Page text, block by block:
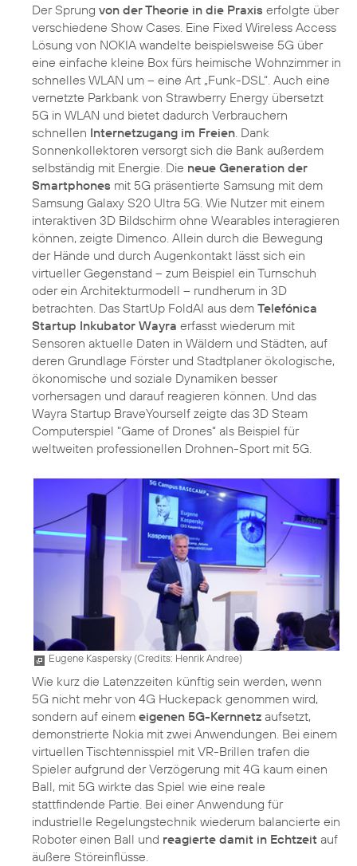
Der Sprung von der Theorie in die Praxis erfolgte über
verschiedene Show Cases. Eine Fixed Wireless Access
Lösung von NOKIA wandelte beispielsweise 5G über
eine einfache kleine Box fürs heimische Wohnzimmer in
schnelles WLAN um – eine Art „Funk-DSL“. Auch eine
vernetzte Parkbank von Strawberry Energy übersetzt
5G in WLAN und bietet dadurch Verbrauchern
schnellen Internetzugang im Freien . Dank
Sonnenkollektoren versorgt sich die Bank außerdem
selbständig mit Energie. Die neue Generation der
Smartphones mit 5G präsentierte Samsung mit dem
Samsung Galaxy S20 Ultra 5G. Wie Nutzer mit einem
interaktiven 3D Bildschirm ohne Wearables interagieren
können, zeigte Dimenco. Allein durch die Bewegung
der Hände und durch Augenkontakt lässt sich ein
virtueller Gegenstand – zum Beispiel ein Turnschuh
oder ein Architekturmodell – rundherum in 3D
betrachten. Das StartUp FoldAI aus dem Telefónica
Startup Inkubator Wayra erfasst wiederum mit
Sensoren aktuelle Daten in Wäldern und Städten, auf
deren Grundlage Förster und Stadtplaner ökologische,
ökonomische und soziale Dynamiken besser
vorhersagen und darauf reagieren können. Und das
Wayra Startup BraveYourself zeigte das 3D Steam
Computerspiel "Game of Drones“ als Beispiel für
weltweiten professionellen Drohnen-Sport mit 5G.
Eugene Kaspersky (Credits: Henrik Andree)
Wie kurz die Latenzzeiten künftig sein werden, wenn
5G nicht mehr von 4G Huckepack genommen wird,
sondern auf einem eigenen 5G-Kernnetz aufsetzt,
demonstrierte Nokia mit zwei Anwendungen. Bei einem
virtuellen Tischtennisspiel mit VR-Brillen trafen die
Spieler aufgrund der Verzögerung mit 4G kaum einen
Ball, mit 5G wirkte das Spiel wie eine reale
stattfindende Partie. Bei einer Anwendung für
industrielle Regelungstechnik wiederum balancierte ein
Roboter einen Ball und reagierte damit in Echtzeit auf
äußere Störeinflüsse.